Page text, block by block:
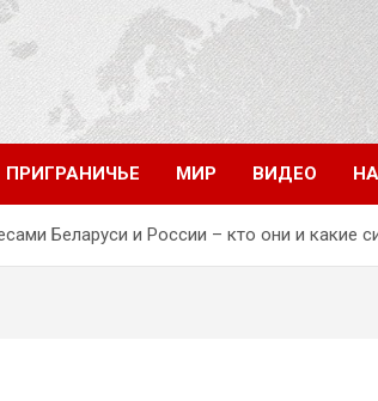
ПРИГРАНИЧЬЕ МИР ВИДЕО
Беларуси и России – кто они и какие